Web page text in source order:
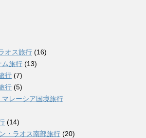
オス旅行 (16)
ム旅行 (13)
行 (7)
行 (5)
レーシア国境旅行
(14)
・ラオス南部旅行 (20)